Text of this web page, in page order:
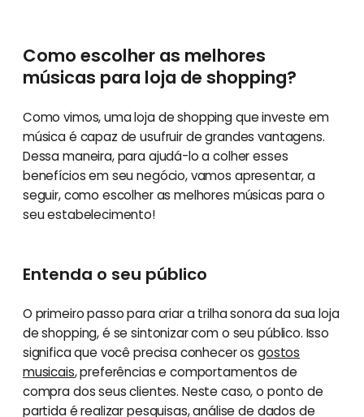
Como escolher as melhores
músicas para loja de shopping?
Como vimos, uma loja de shopping que investe em
música é capaz de usufruir de grandes vantagens.
Dessa maneira, para ajudá-lo a colher esses
benefícios em seu negócio, vamos apresentar, a
seguir, como escolher as melhores músicas para o
seu estabelecimento!
Entenda o seu público
O primeiro passo para criar a trilha sonora da sua loja
de shopping, é se sintonizar com o seu público. Isso
significa que você precisa conhecer os gostos
musicais, preferências e comportamentos de
compra dos seus clientes. Neste caso, o ponto de
partida é realizar pesquisas, análise de dados de